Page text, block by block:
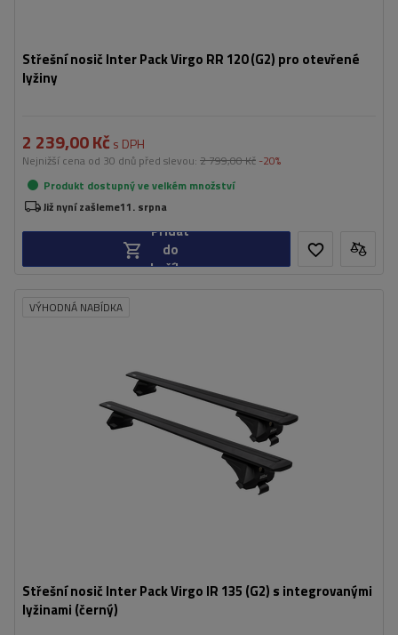
Střešní nosič Inter Pack Virgo RR 120 (G2) pro otevřené
lyžiny
2 239,00 Kč s DPH
Nejnižší cena od 30 dnů před slevou: 2 799,00 Kč -20%
Produkt dostupný ve velkém množství
Již nyní zašleme11. srpna
Přidat
do
košíku
VÝHODNÁ NABÍDKA
Střešní nosič Inter Pack Virgo IR 135 (G2) s integrovanými
lyžinami (černý)